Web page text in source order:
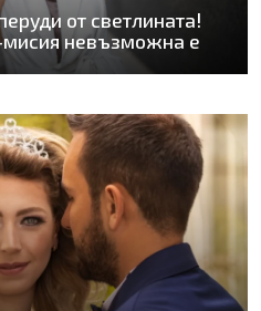
от светлината!
невъзможна е